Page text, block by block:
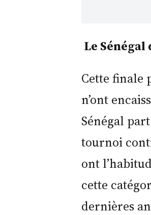
Le
Cette finale
n’ont
Sénégal
tournoi
ont
cette
dernières